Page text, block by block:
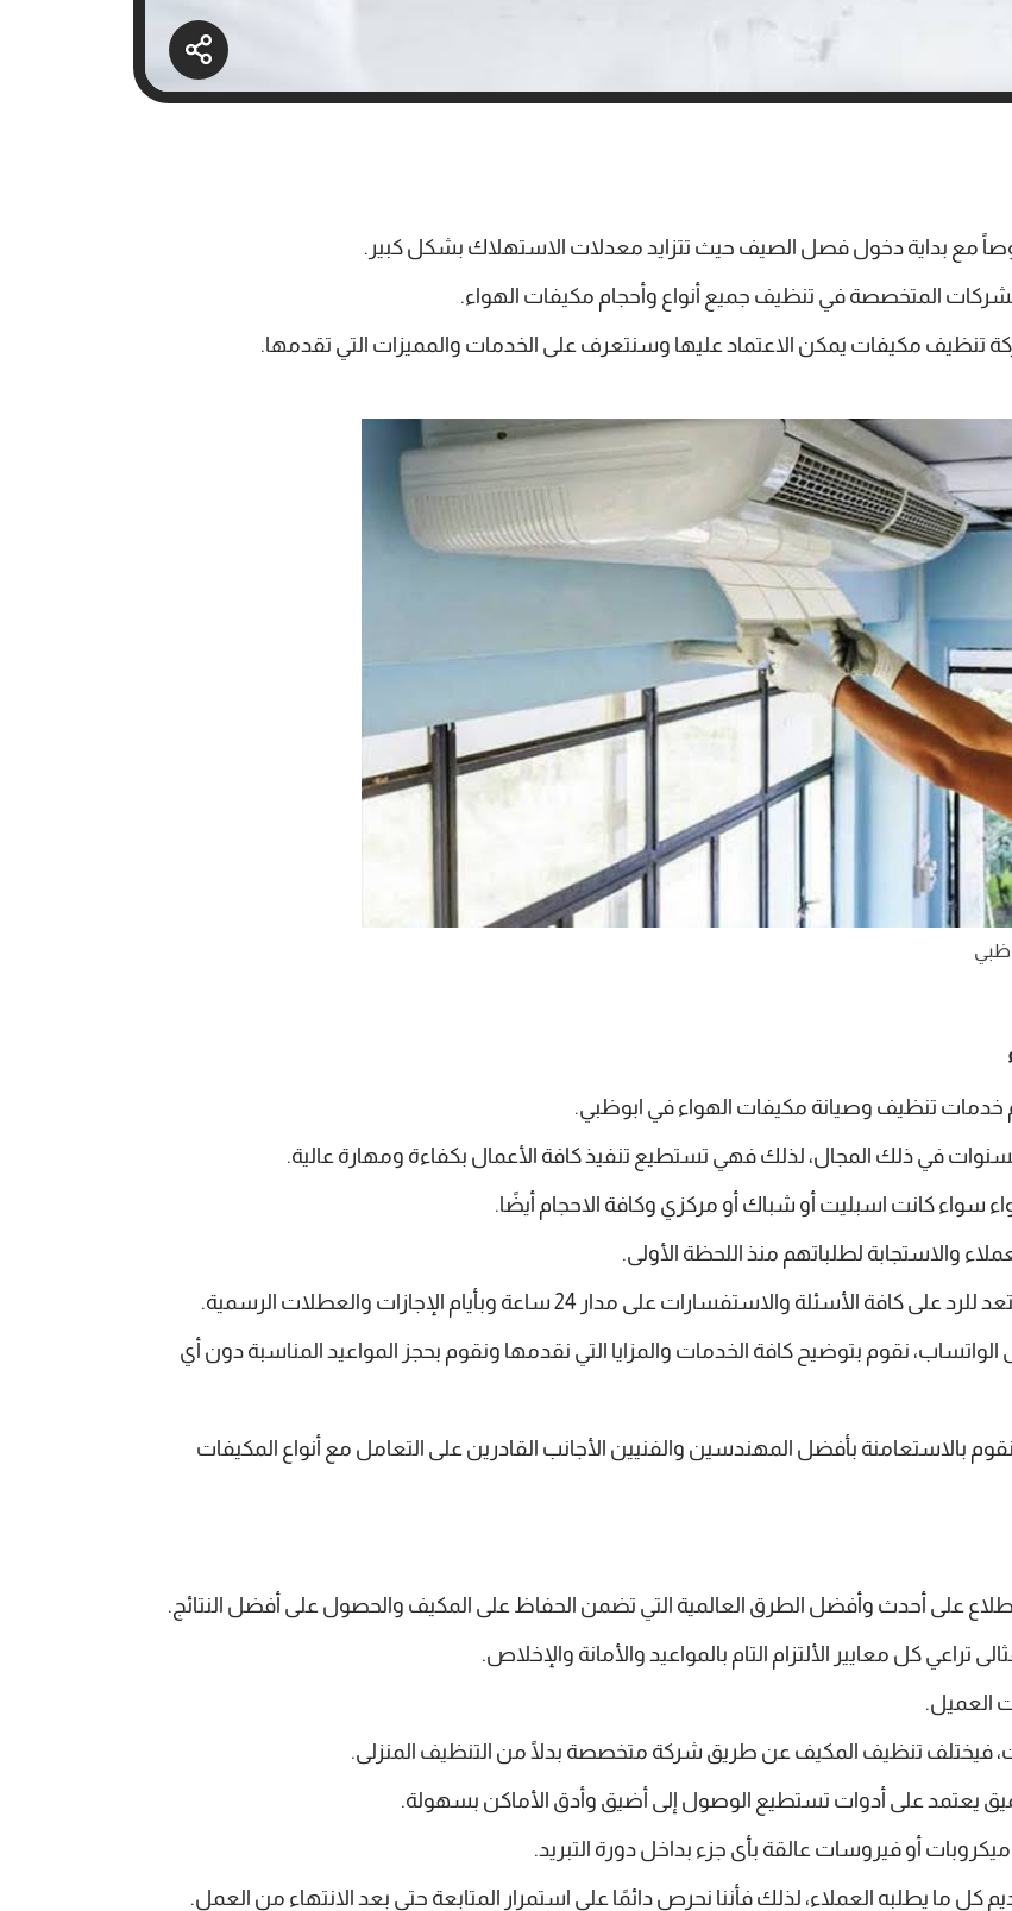
مع بداية دخول فصل الصيف حيث تتزايد معدلات الاستهلاك بشكل كبير.
المتخصصة في تنظيف جميع أنواع وأحجام مكيفات الهواء.
مكيفات يمكن الاعتماد عليها وسنتعرف على الخدمات والمميزات التي تقدمها.
خدمات تنظيف وصيانة مكيفات الهواء في ابوظبي.
في ذلك المجال، لذلك فهي تستطيع تنفيذ كافة الأعمال بكفاءة ومهارة عالية.
سواء كانت اسبليت أو شباك أو مركزي وكافة الاحجام أيضًا.
والاستجابة لطلباتهم منذ اللحظة الأولى.
على مدار 24 ساعة وبأيام الإجازات والعطلات الرسمية.
نقوم بتوضيح كافة الخدمات والمزايا التي نقدمها ونقوم بحجز المواعيد المناسبة دون أي
بالاستعامنة بأفضل المهندسين والفنيين الأجانب القادرين على التعامل مع أنواع المكيفات
على أحدث وأفضل الطرق العالمية التي تضمن الحفاظ على المكيف والحصول على أفضل النتائج.
تراعي كل معايير الألتزام التام بالمواعيد والأمانة والإخلاص.
العميل.
فيختلف تنظيف المكيف عن طريق شركة متخصصة بدلًا من التنظيف المنزلى.
يعتمد على أدوات تستطيع الوصول إلى أضيق وأدق الأماكن بسهولة.
أو فيروسات عالقة بأى جزء بداخل دورة التبريد.
ما يطلبه العملاء، لذلك فأننا نحرص دائمًا على استمرار المتابعة حتى بعد الانتهاء من العمل.